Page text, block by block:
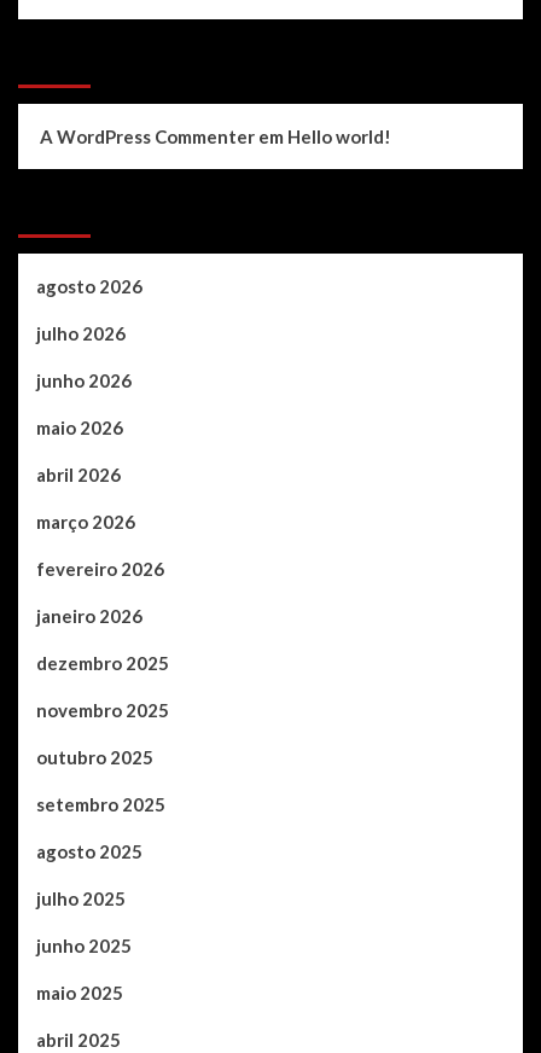
A WordPress Commenter em Hello world!
agosto 2026
julho 2026
junho 2026
maio 2026
abril 2026
março 2026
fevereiro 2026
janeiro 2026
dezembro 2025
novembro 2025
outubro 2025
setembro 2025
agosto 2025
julho 2025
junho 2025
maio 2025
abril 2025